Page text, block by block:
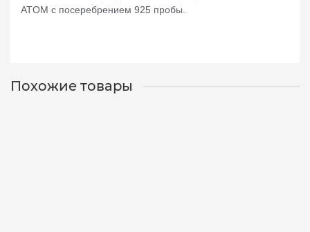
ATOM с посеребрением 925 пробы.
Похожие товары